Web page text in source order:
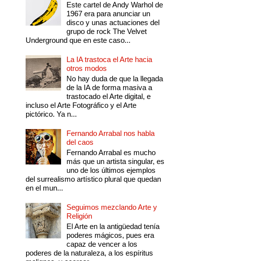
Este cartel de Andy Warhol de
1967 era para anunciar un
disco y unas actuaciones del
grupo de rock The Velvet
Underground que en este caso...
La IA trastoca el Arte hacia
otros modos
No hay duda de que la llegada
de la IA de forma masiva a
trastocado el Arte digital, e
incluso el Arte Fotográfico y el Arte
pictórico. Ya n...
Fernando Arrabal nos habla
del caos
Fernando Arrabal es mucho
más que un artista singular, es
uno de los últimos ejemplos
del surrealismo artístico plural que quedan
en el mun...
Seguimos mezclando Arte y
Religión
El Arte en la antigüedad tenía
poderes mágicos, pues era
capaz de vencer a los
poderes de la naturaleza, a los espíritus